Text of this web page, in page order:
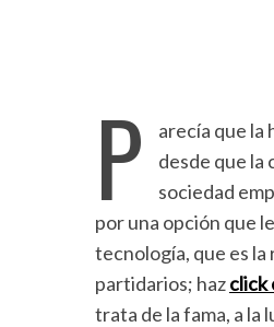
P
arecía que la
desde que la
sociedad
por una opción que
tecnología, que es la
partidarios; hazclick
trata de la fama, a la